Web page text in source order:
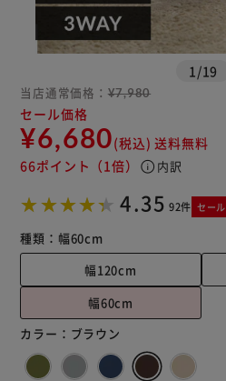
1 /19
当店通常価格： ¥7,980
セール価格
¥6,680(税込) 送料無料
66ポイント （1倍） info 内訳
4.35 92件 セール
種類： 幅60cm
幅120cm
幅60cm
カラー： ブラウン
※ご確認ください